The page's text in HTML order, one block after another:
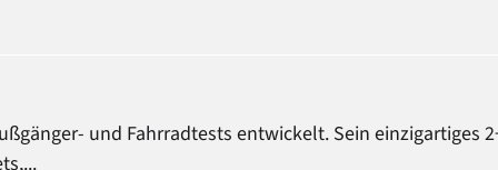
und Fahrradtests entwickelt. Sein einzigartiges